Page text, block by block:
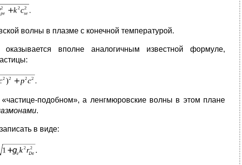
волны в плазме с конечной температурой.
вполне аналогичным известной формуле,
подобном», а ленгмюровские волны в этом плане
.
в виде: